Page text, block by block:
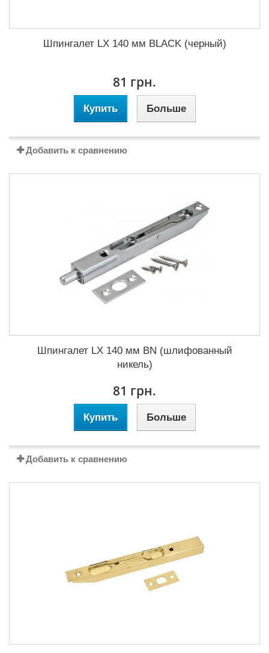
Шпингалет LX 140 мм BLACK (черный)
81 грн.
Купить Больше
Добавить к сравнению
Шпингалет LX 140 мм BN (шлифованный
никель)
81 грн.
Купить Больше
Добавить к сравнению